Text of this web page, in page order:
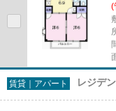
(
賃貸｜アパート レジデ